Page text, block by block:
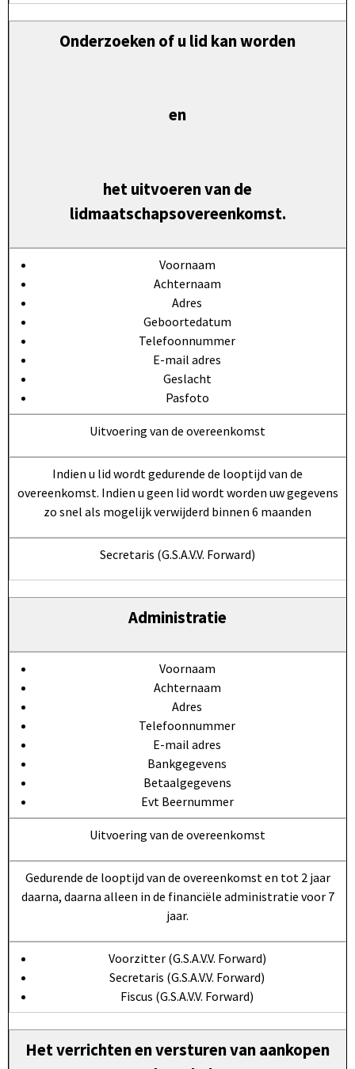
Onderzoeken of u lid kan worden
en
het uitvoeren van de
lidmaatschapsovereenkomst.
Voornaam
Achternaam
Adres
Geboortedatum
Telefoonnummer
E-mail adres
Geslacht
Pasfoto
Uitvoering van de overeenkomst
Indien u lid wordt gedurende de looptijd van de
overeenkomst. Indien u geen lid wordt worden uw gegevens
zo snel als mogelijk verwijderd binnen 6 maanden
Secretaris (G.S.A.V.V. Forward)
Administratie
Voornaam
Achternaam
Adres
Telefoonnummer
E-mail adres
Bankgegevens
Betaalgegevens
Evt Beernummer
Uitvoering van de overeenkomst
Gedurende de looptijd van de overeenkomst en tot 2 jaar
daarna, daarna alleen in de financiële administratie voor 7
jaar.
Voorzitter (G.S.A.V.V. Forward)
Secretaris (G.S.A.V.V. Forward)
Fiscus (G.S.A.V.V. Forward)
Het verrichten en versturen van aankopen